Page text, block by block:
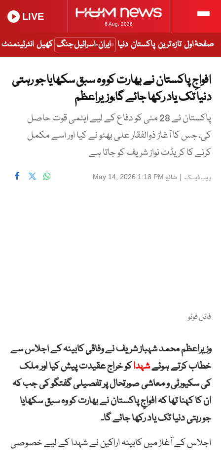
6 Aug, 2026
LIVE
صفحۂ اول تازہ ترین پاکستان دنیا ایران-اسرائیل جنگ کھیل انٹرٹینمنٹ
افواجِ پاکستان نے بھارت کو وہ سبق سکھایا جو رہتی
دنیا تک یاد رکھا جائے گا،وزیراعظم
پاکستان نے 28 مئی کو دفاع کے لیے ایٹمی قوت حاصل
کی، جس کا آغاز ذوالفقار علی بھٹو نے کیا اور اسے مکمل
کرنے کا کریڈٹ نواز شریف کو جاتا ہے
ویب ڈیسک | شائع May 14, 2026 1:18 PM
فائل فوٹو
وزیراعظم محمد شہباز شریف نے وفاقی کابینہ کے اجلاس سے
خطاب کرتے ہوئےشہداکو خراج عقیدت پیش کیا اور ملک
کی سکیورٹی و معاشی صورتحال پر تفصیلی گفتگو کی جب کہ
ان کا کہنا تھا کہ افواجِ پاکستان نے بھارت کو وہ سبق سکھایا
جو رہتی دنیا تک یاد رکھا جائے گا۔
اجلاس کے آغاز میں کابینہ اراکین نے شہدا کے لیے خصوصی